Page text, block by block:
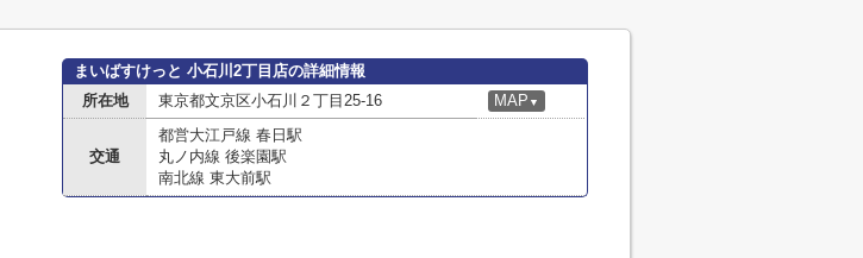
まいばすけっと 小石川2丁目店の詳細情報
所在地
東京都文京区小石川２丁目25-16 MAP ▼
交通
都営大江戸線 春日駅
丸ノ内線 後楽園駅
南北線 東大前駅